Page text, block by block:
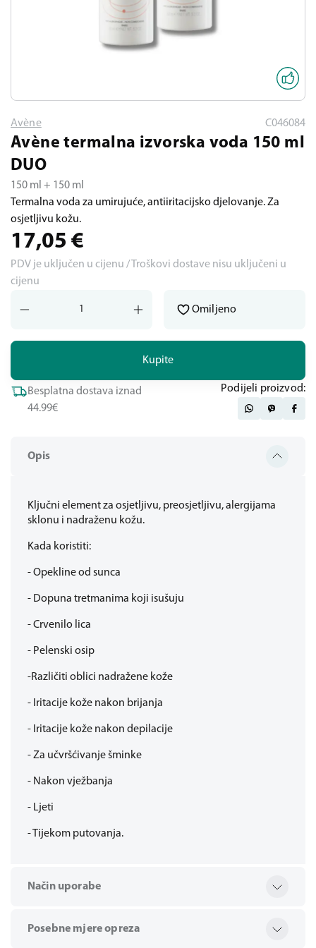
Opis
Ključni element za osjetljivu, preosjetljivu, alergijama
sklonu i nadraženu kožu.
Kada koristiti:
- Opekline od sunca
- Dopuna tretmanima koji isušuju
- Crvenilo lica
- Pelenski osip
-Različiti oblici nadražene kože
- Iritacije kože nakon brijanja
- Iritacije kože nakon depilacije
- Za učvršćivanje šminke
- Nakon vježbanja
- Ljeti
- Tijekom putovanja.
Način uporabe
Posebne mjere opreza
Avène C046084
Avène termalna izvorska voda 150 ml
DUO
150 ml + 150 ml
Termalna voda za umirujuće, antiiritacijsko djelovanje. Za
osjetljivu kožu.
17,05 €
PDV je uključen u cijenu / Troškovi dostave nisu uključeni u
cijenu
Kupite
Omiljeno
Besplatna dostava iznad
44.99€
Podijeli proizvod: